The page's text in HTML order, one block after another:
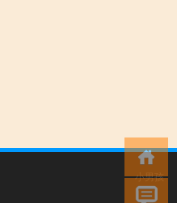
小男孩